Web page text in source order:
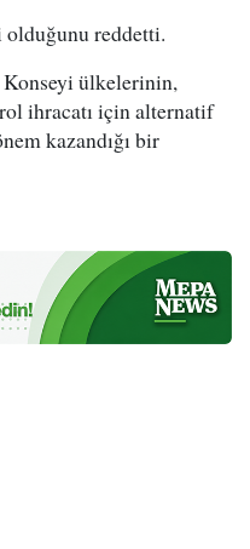
reddetti.
Konseyi ülkelerinin,
ihracatı için alternatif
kazandığı bir